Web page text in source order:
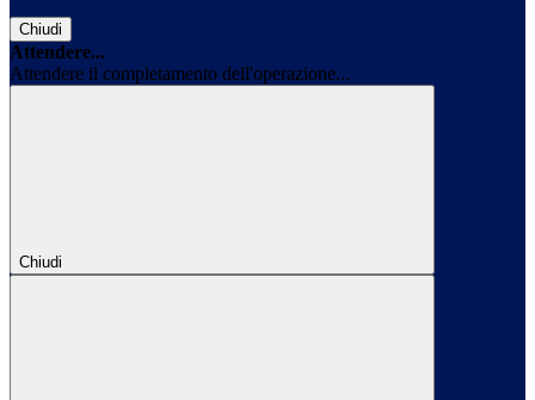
Chiudi
Attendere...
Attendere il completamento dell'operazione...
Chiudi